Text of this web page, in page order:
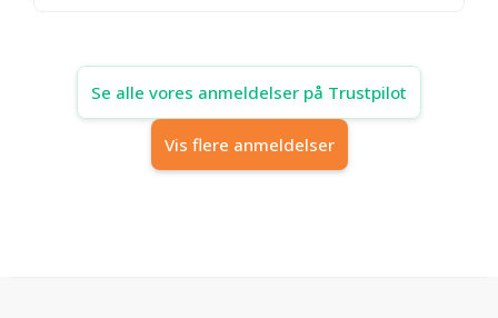
Se alle vores anmeldelser på Trustpilot
Vis flere anmeldelser